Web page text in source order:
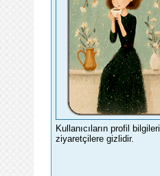
Kullanıcıların profil bilgileri
ziyaretçilere gizlidir.